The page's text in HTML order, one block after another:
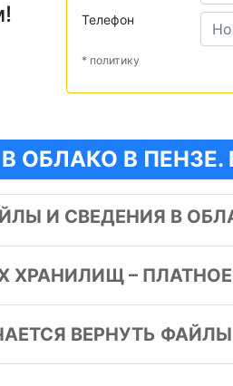
Телефон
* политику
ОБЛАКО В
И СВЕДЕНИЯ В
ХРАНИЛИЩ –
ВЕРНУТЬ